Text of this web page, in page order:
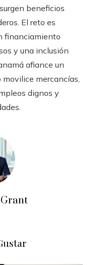
beneficios
El reto es
financiamiento
y una inclusión
afiance un
mercancías,
dignos y